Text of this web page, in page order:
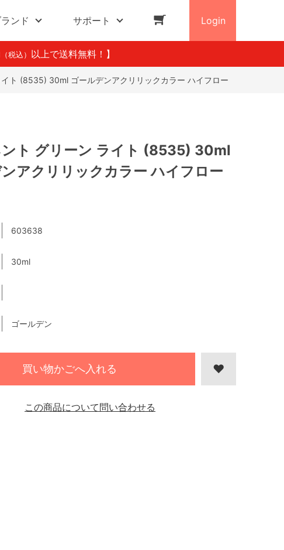
ンド サポート Login
税込） 以上で送料無料！】
ト (8535) 30ml ゴールデンアクリリックカラー ハイフロー
ト グリーン ライト (8535) 30ml
アクリリックカラー ハイフロー
603638
30ml
ゴールデン
買い物かごへ入れる
この商品について問い合わせる